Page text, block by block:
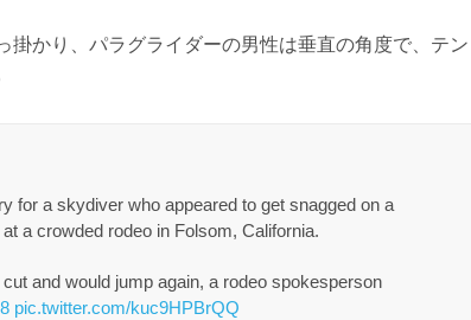
掛かり、パラグライダーの男性は垂直の角度で、テン
for a skydiver who appeared to get snagged on a
a crowded rodeo in Folsom, California.
and would jump again, a rodeo spokesperson
pic.twitter.com/kuc9HPBrQQ